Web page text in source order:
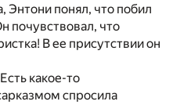
Энтони понял, что побил
почувствовал, что
В ее присутствии он
какое-то
спросила